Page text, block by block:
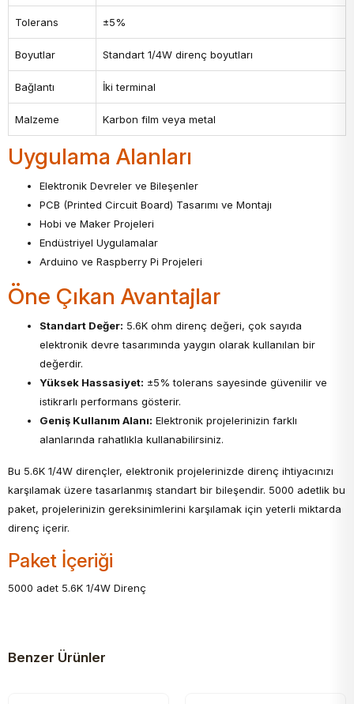
Tolerans ±5%
Boyutlar Standart 1/4W direnç boyutları
Bağlantı İki terminal
Malzeme Karbon film veya metal
Uygulama Alanları
Elektronik Devreler ve Bileşenler
PCB (Printed Circuit Board) Tasarımı ve Montajı
Hobi ve Maker Projeleri
Endüstriyel Uygulamalar
Arduino ve Raspberry Pi Projeleri
Öne Çıkan Avantajlar
Standart Değer: 5.6K ohm direnç değeri, çok sayıda
elektronik devre tasarımında yaygın olarak kullanılan bir
değerdir.
Yüksek Hassasiyet: ±5% tolerans sayesinde güvenilir ve
istikrarlı performans gösterir.
Geniş Kullanım Alanı: Elektronik projelerinizin farklı
alanlarında rahatlıkla kullanabilirsiniz.
Bu 5.6K 1/4W dirençler, elektronik projelerinizde direnç ihtiyacınızı
karşılamak üzere tasarlanmış standart bir bileşendir. 5000 adetlik bu
paket, projelerinizin gereksinimlerini karşılamak için yeterli miktarda
direnç içerir.
Paket İçeriği
5000 adet 5.6K 1/4W Direnç
Benzer Ürünler